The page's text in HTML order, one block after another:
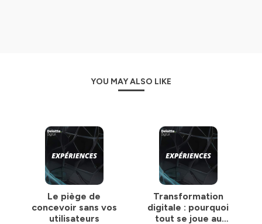
YOU MAY ALSO LIKE
Le piège de
concevoir sans vos
utilisateurs
Transformation
digitale : pourquoi
tout se joue au